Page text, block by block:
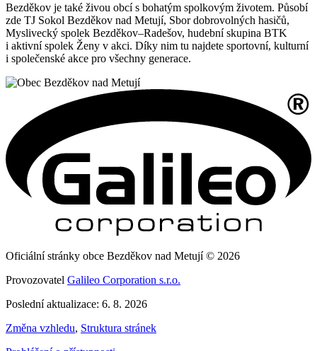
Bezděkov je také živou obcí s bohatým spolkovým životem. Působí
zde TJ Sokol Bezděkov nad Metují, Sbor dobrovolných hasičů,
Myslivecký spolek Bezděkov–Radešov, hudební skupina BTK
i aktivní spolek Ženy v akci. Díky nim tu najdete sportovní, kulturní
i společenské akce pro všechny generace.
Oficiální stránky obce Bezděkov nad Metují © 2026
Provozovatel Galileo Corporation s.r.o.
Poslední aktualizace: 6. 8. 2026
Změna vzhledu, Struktura stránek